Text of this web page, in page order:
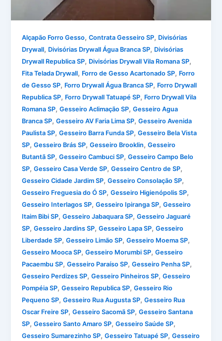
Alçapão Forro Gesso,Contrata Gesseiro SP, Divisórias
Drywall, Divisórias Drywall Água Branca SP, Divisórias
Drywall Republica SP, Divisórias Drywall Vila Romana SP,
Fita Telada Drywall, Forro de Gesso Acartonado SP, Forro
de Gesso SP, Forro Drywall Água Branca SP, Forro Drywall
Republica SP, Forro Drywall Tatuapé SP, Forro Drywall Vila
Romana SP,Gesseiro Aclimação SP,Gesseiro Agua
Branca SP,Gesseiro AV Faria Lima SP,Gesseiro Avenida
Paulista SP,Gesseiro Barra Funda SP,Gesseiro Bela Vista
SP,Gesseiro Brás SP,Gesseiro Brooklin,Gesseiro
Butantã SP,Gesseiro Cambuci SP,Gesseiro Campo Belo
SP,Gesseiro Casa Verde SP,Gesseiro Centro de SP,
Gesseiro Cidade Jardim SP,Gesseiro Consolação SP,
Gesseiro Freguesia do Ó SP,Gesseiro Higienópolis SP,
Gesseiro Interlagos SP,Gesseiro Ipiranga SP,Gesseiro
Itaim Bibi SP,Gesseiro Jabaquara SP,Gesseiro Jaguaré
SP,Gesseiro Jardins SP,Gesseiro Lapa SP,Gesseiro
Liberdade SP,Gesseiro Limão SP,Gesseiro Moema SP,
Gesseiro Mooca SP,Gesseiro Morumbi SP,Gesseiro
Pacaembu SP,Gesseiro Paraíso SP,Gesseiro Penha SP,
Gesseiro Perdizes SP,Gesseiro Pinheiros SP,Gesseiro
Pompéia SP,Gesseiro Republica SP,Gesseiro Rio
Pequeno SP,Gesseiro Rua Augusta SP,Gesseiro Rua
Oscar Freire SP,Gesseiro Sacomã SP,Gesseiro Santana
SP,Gesseiro Santo Amaro SP,Gesseiro Saúde SP,
Gesseiro Sumarezinho SP,Gesseiro Tatuapé SP,Gesseiro